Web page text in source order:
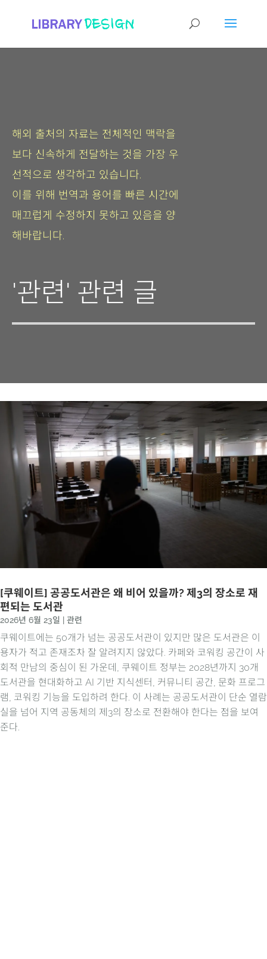
해외 출처의 자료는 전체적인 맥락을
보다 신속하게 전달하는 것을 가장 우
선적으로 생각하고 있습니다.
이를 위해 번역과 용어를 빠른 시간에
매끄럽게 수정하지 못하고 있음을 양
해바랍니다.
'관련' 관련 글
[쿠웨이트] 공공도서관은 왜 비어 있을까? 제3의 장소로 재
편되는 도서관
2026년 6월 23일 관련
쿠웨이트에는 50개가 넘는 공공도서관이 있지만 많은 도서관은 이
용자가 적고 존재조차 잘 알려지지 않았다. 카페와 코워킹 공간이 사
회적 만남의 중심이 된 가운데, 쿠웨이트 정부는 2028년까지 30개
도서관을 현대화하고 AI 기반 지식센터, 커뮤니티 공간, 문화 프로그
램, 코워킹 기능을 도입하려 한다. 이 사례는 공공도서관이 단순 열람
실을 넘어 지역 공동체의 제3의 장소로 전환해야 한다는 점을 보여
준다.